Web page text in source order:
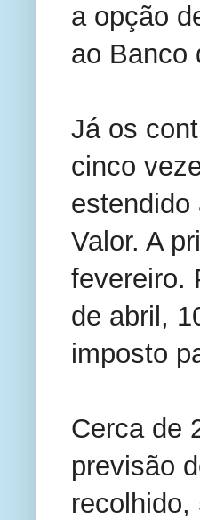
a opção
ao Banco
Já os
cinco
estendido
Valor. A
fevereiro.
de abril,
imposto
Cerca de
previsão
recolhido,